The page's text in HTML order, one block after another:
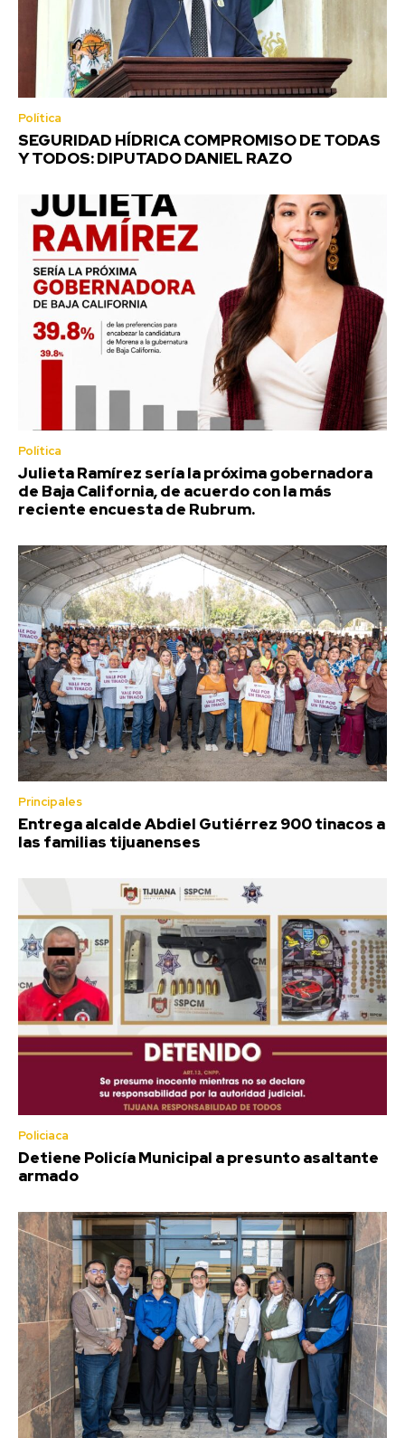
Política
SEGURIDAD HÍDRICA COMPROMISO DE TODAS
Y TODOS: DIPUTADO DANIEL RAZO
Política
Julieta Ramírez sería la próxima gobernadora
de Baja California, de acuerdo con la más
reciente encuesta de Rubrum.
Principales
Entrega alcalde Abdiel Gutiérrez 900 tinacos a
las familias tijuanenses
Policiaca
Detiene Policía Municipal a presunto asaltante
armado